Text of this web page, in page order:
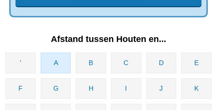
Afstand tussen Houten en...
' A B C D E
F G H I J K